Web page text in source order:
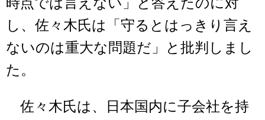
し、佐々木氏は「守るとはっきり言え
ないのは重大な問題だ」と批判しまし
た。
佐々木氏は、日本国内に子会社を持